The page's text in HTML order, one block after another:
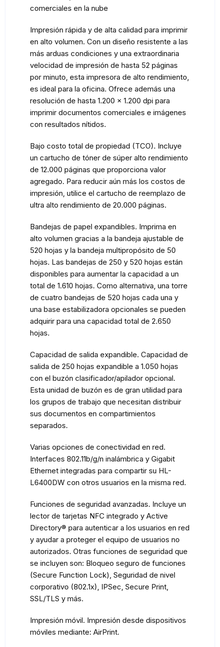
comerciales en la nube
Impresión rápida y de alta calidad para imprimir
en alto volumen. Con un diseño resistente a las
más arduas condiciones y una extraordinaria
velocidad de impresión de hasta 52 páginas
por minuto, esta impresora de alto rendimiento,
es ideal para la oficina. Ofrece además una
resolución de hasta 1.200 x 1.200 dpi para
imprimir documentos comerciales e imágenes
con resultados nítidos.
Bajo costo total de propiedad (TCO). Incluye
un cartucho de tóner de súper alto rendimiento
de 12.000 páginas que proporciona valor
agregado. Para reducir aún más los costos de
impresión, utilice el cartucho de reemplazo de
ultra alto rendimiento de 20.000 páginas.
Bandejas de papel expandibles. Imprima en
alto volumen gracias a la bandeja ajustable de
520 hojas y la bandeja multipropósito de 50
hojas. Las bandejas de 250 y 520 hojas están
disponibles para aumentar la capacidad a un
total de 1.610 hojas. Como alternativa, una torre
de cuatro bandejas de 520 hojas cada una y
una base estabilizadora opcionales se pueden
adquirir para una capacidad total de 2.650
hojas.
Capacidad de salida expandible. Capacidad de
salida de 250 hojas expandible a 1.050 hojas
con el buzón clasificador/apilador opcional.
Esta unidad de buzón es de gran utilidad para
los grupos de trabajo que necesitan distribuir
sus documentos en compartimientos
separados.
Varias opciones de conectividad en red.
Interfaces 802.11b/g/n inalámbrica y Gigabit
Ethernet integradas para compartir su HL-
L6400DW con otros usuarios en la misma red.
Funciones de seguridad avanzadas. Incluye un
lector de tarjetas NFC integrado y Active
Directory® para autenticar a los usuarios en red
y ayudar a proteger el equipo de usuarios no
autorizados. Otras funciones de seguridad que
se incluyen son: Bloqueo seguro de funciones
(Secure Function Lock), Seguridad de nivel
corporativo (802.1x), IPSec, Secure Print,
SSL/TLS y más.
Impresión móvil. Impresión desde dispositivos
móviles mediante: AirPrint.